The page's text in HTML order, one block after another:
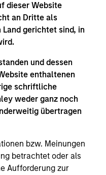
dieser Website
an Dritte als
gerichtet sind, in
und dessen
enthaltenen
schriftliche
weder ganz noch
übertragen
bzw. Meinungen
betrachtet oder als
Aufforderung zur
Outlook -
Manager
mid-year equity
why the 2026 rally
may
AI beneficiaries.